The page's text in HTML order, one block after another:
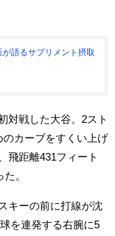
語るサプリメント摂取
対戦した大谷。2スト
カーブをすくい上げ
飛距離431フィート
。
キーの前に打線が沈
を連発する右腕に5